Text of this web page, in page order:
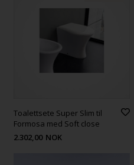
Toalettsete Super Slim til
Formosa med Soft close
2.302,00 NOK